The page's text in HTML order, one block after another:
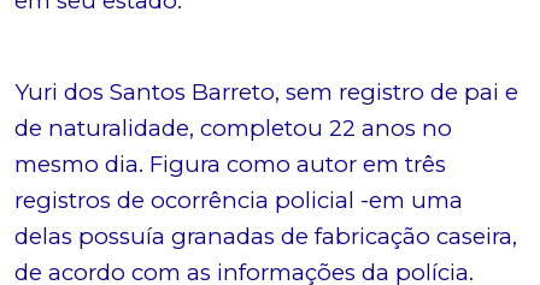
Yuri dos Santos Barreto, sem registro de pai e
de naturalidade, completou 22 anos no
mesmo dia. Figura como autor em três
registros de ocorrência policial -em uma
delas possuía granadas de fabricação caseira,
de acordo com as informações da polícia.